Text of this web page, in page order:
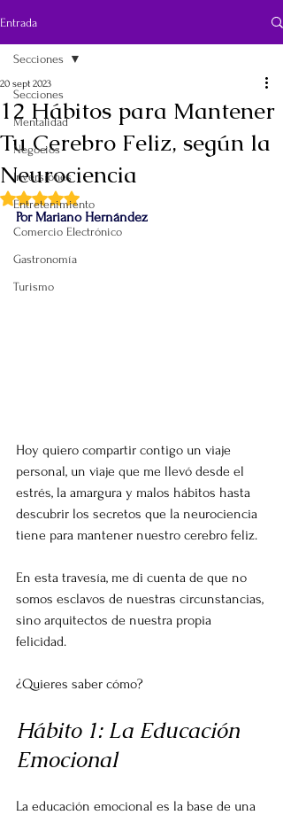
Entrada
Secciones
Mentalidad
Negocios
Inversiones
Entretenimiento
Comercio Electrónico
Gastronomía
Turismo
Secciones
12 Hábitos para Mantener
Tu Cerebro Feliz, según la
Neurociencia
20 sept 2023
Obtuvo NaN de 5 estrellas.
Por Mariano Hernández
Hoy quiero compartir contigo un viaje
personal, un viaje que me llevó desde el
estrés, la amargura y malos hábitos hasta
descubrir los secretos que la neurociencia
tiene para mantener nuestro cerebro feliz.
En esta travesía, me di cuenta de que no
somos esclavos de nuestras circunstancias,
sino arquitectos de nuestra propia
felicidad.
¿Quieres saber cómo?
Hábito 1: La Educación
Emocional
La educación emocional es la base de una